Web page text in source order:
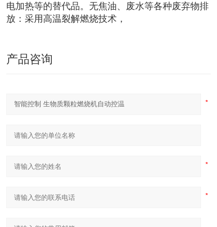
电加热等的替代品。无焦油、废水等各种废弃物排
放：采用高温裂解燃烧技术，
产品咨询